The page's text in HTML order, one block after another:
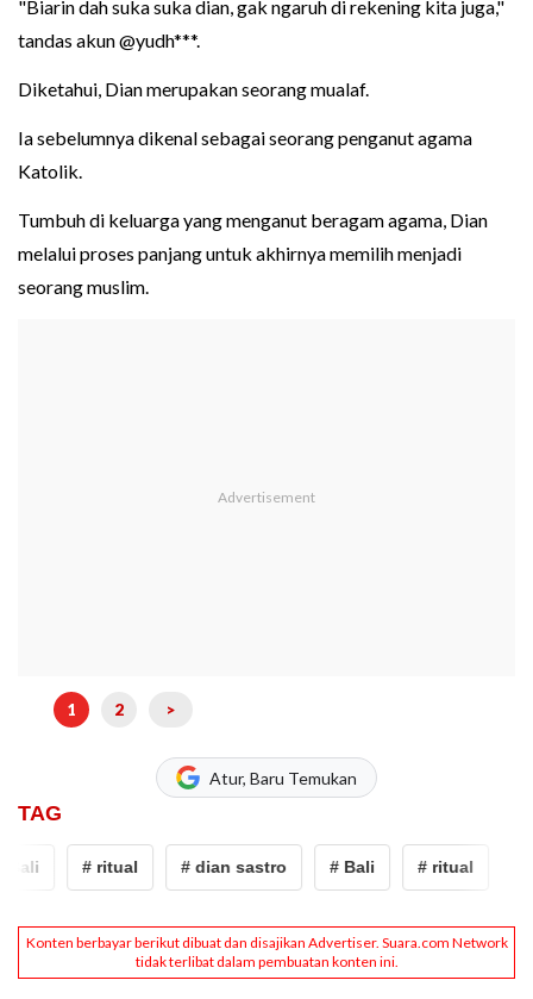
"Biarin dah suka suka dian, gak ngaruh di rekening kita juga,"
tandas akun @yudh***.
Diketahui, Dian merupakan seorang mualaf.
Ia sebelumnya dikenal sebagai seorang penganut agama
Katolik.
Tumbuh di keluarga yang menganut beragam agama, Dian
melalui proses panjang untuk akhirnya memilih menjadi
seorang muslim.
1 2 >
Atur, Baru Temukan
TAG
# ritual # dian sastro # Bali # ritual